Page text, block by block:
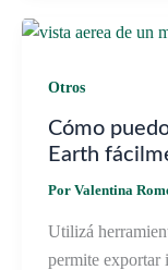
Otros
Cómo
Earth
Por Valentina
Utilizá
permite exportar